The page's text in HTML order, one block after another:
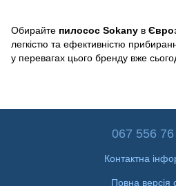
Обирайте пилосос Sokany в
легкістю та ефективністю
у перевагах цього бренду вже
067 556
Контактна
Повна версія